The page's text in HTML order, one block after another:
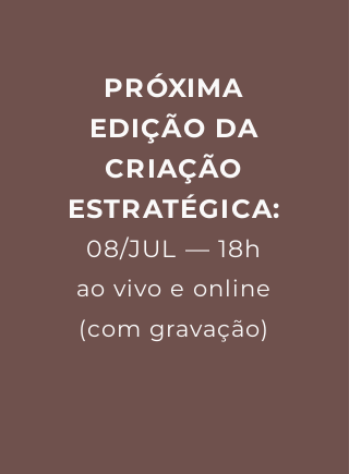
PRÓXIMA
EDIÇÃO DA
CRIAÇÃO
ESTRATÉGICA:
08/JUL — 18h
ao vivo e online
(com gravação)